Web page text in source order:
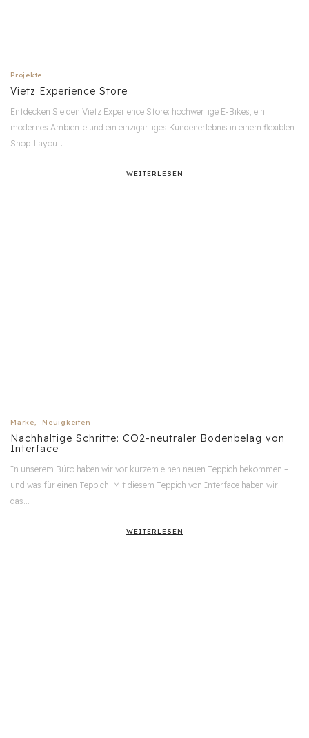
Projekte
Vietz Experience Store
Entdecken Sie den Vietz Experience Store: hochwertige E-Bikes, ein
modernes Ambiente und ein einzigartiges Kundenerlebnis in einem flexiblen
Shop-Layout.
WEITERLESEN
Marke, Neuigkeiten
Nachhaltige Schritte: CO2-neutraler Bodenbelag von
Interface
In unserem Büro haben wir vor kurzem einen neuen Teppich bekommen –
und was für einen Teppich! Mit diesem Teppich von Interface haben wir
das…
WEITERLESEN